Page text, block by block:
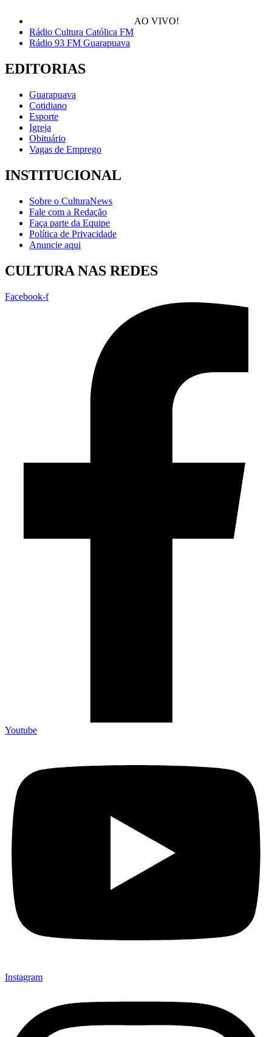
AO VIVO!
Rádio Cultura Católica FM
Rádio 93 FM Guarapuava
EDITORIAS
Guarapuava
Cotidiano
Esporte
Igreja
Obituário
Vagas de Emprego
INSTITUCIONAL
Sobre o CulturaNews
Fale com a Redação
Faça parte da Equipe
Política de Privacidade
Anuncie aqui
CULTURA NAS REDES
Facebook-f
Youtube
Instagram